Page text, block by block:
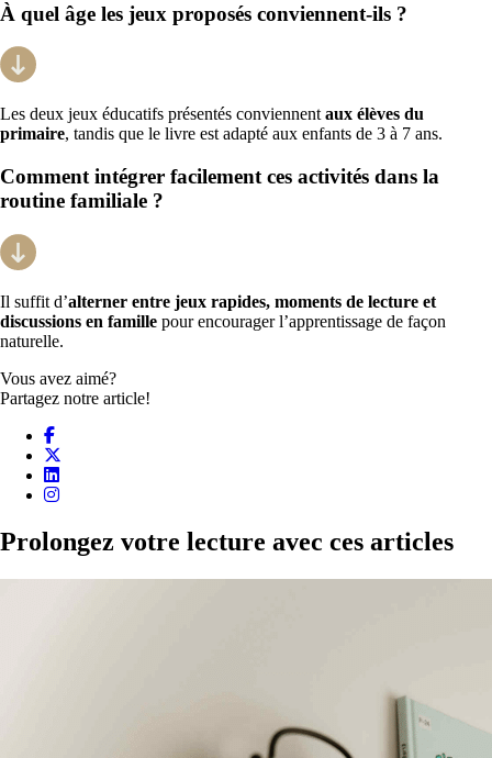
À quel âge les jeux proposés conviennent-ils ?
Les deux jeux éducatifs présentés conviennentaux élèves du
primaire, tandis que le livre est adapté aux enfants de 3 à 7 ans.
Comment intégrer facilement ces activités dans la
routine familiale ?
Il suffit d’alterner entre jeux rapides, moments de lecture et
discussions en famille pour encourager l’apprentissage de façon
naturelle.
Vous avez aimé?
Partagez notre article!
Prolongez votre lecture avec ces articles